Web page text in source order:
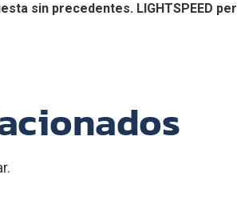
sin precedentes. LIGHTSPEED